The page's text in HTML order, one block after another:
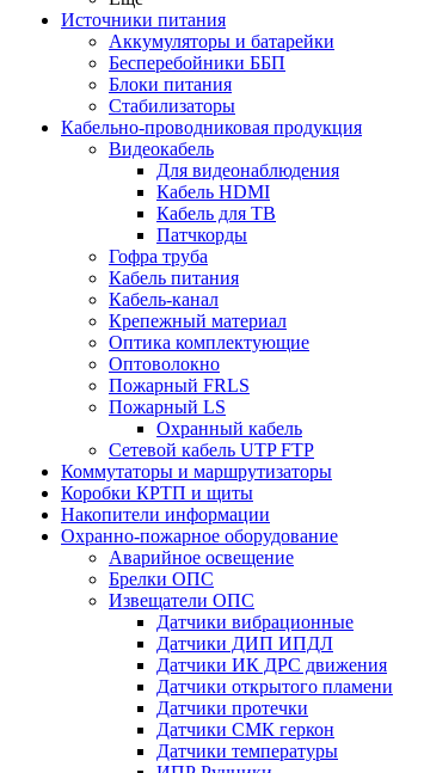
Источники питания
Аккумуляторы и батарейки
Бесперебойники ББП
Блоки питания
Стабилизаторы
Кабельно-проводниковая продукция
Видеокабель
Для видеонаблюдения
Кабель HDMI
Кабель для ТВ
Патчкорды
Гофра труба
Кабель питания
Кабель-канал
Крепежный материал
Оптика комплектующие
Оптоволокно
Пожарный FRLS
Пожарный LS
Охранный кабель
Сетевой кабель UTP FTP
Коммутаторы и маршрутизаторы
Коробки КРТП и щиты
Накопители информации
Охранно-пожарное оборудование
Аварийное освещение
Брелки ОПС
Извещатели ОПС
Датчики вибрационные
Датчики ДИП ИПДЛ
Датчики ИК ДРС движения
Датчики открытого пламени
Датчики протечки
Датчики СМК геркон
Датчики температуры